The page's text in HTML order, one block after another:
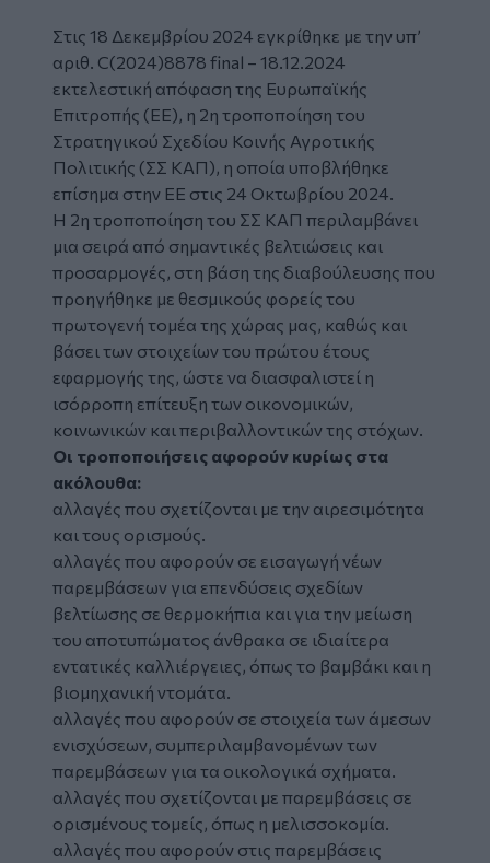
Στις 18 Δεκεμβρίου 2024 εγκρίθηκε με την υπ’
αριθ. C(2024)8878 final – 18.12.2024
εκτελεστική απόφαση της Ευρωπαϊκής
Επιτροπής (ΕΕ), η 2η τροποποίηση του
Στρατηγικού Σχεδίου Κοινής Αγροτικής
Πολιτικής (ΣΣ ΚΑΠ), η οποία υποβλήθηκε
επίσημα στην ΕΕ στις 24 Οκτωβρίου 2024.
Η 2η τροποποίηση του ΣΣ ΚΑΠ περιλαμβάνει
μια σειρά από σημαντικές βελτιώσεις και
προσαρμογές, στη βάση της διαβούλευσης που
προηγήθηκε με θεσμικούς φορείς του
πρωτογενή τομέα της χώρας μας, καθώς και
βάσει των στοιχείων του πρώτου έτους
εφαρμογής της, ώστε να διασφαλιστεί η
ισόρροπη επίτευξη των οικονομικών,
κοινωνικών και περιβαλλοντικών της στόχων.
Οι τροποποιήσεις αφορούν κυρίως στα
ακόλουθα:
αλλαγές που σχετίζονται με την αιρεσιμότητα
και τους ορισμούς.
αλλαγές που αφορούν σε εισαγωγή νέων
παρεμβάσεων για επενδύσεις σχεδίων
βελτίωσης σε θερμοκήπια και για την μείωση
του αποτυπώματος άνθρακα σε ιδιαίτερα
εντατικές καλλιέργειες, όπως το βαμβάκι και η
βιομηχανική ντομάτα.
αλλαγές που αφορούν σε στοιχεία των άμεσων
ενισχύσεων, συμπεριλαμβανομένων των
παρεμβάσεων για τα οικολογικά σχήματα.
αλλαγές που σχετίζονται με παρεμβάσεις σε
ορισμένους τομείς, όπως η μελισσοκομία.
αλλαγές που αφορούν στις παρεμβάσεις